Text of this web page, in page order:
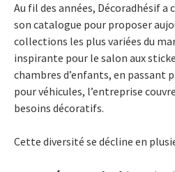
Au fil des années, Décoradhésif
son catalogue pour proposer
collections les plus variées du
inspirante pour le salon aux
chambres d’enfants, en passant
pour véhicules, l’entreprise
besoins décoratifs.
Cette diversité se décline en